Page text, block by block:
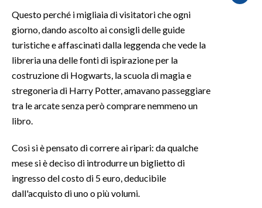
SALUTE
SARDEGNA TURISMO
SARDI NEL MONDO
NOTIZIE
EVENTI
3 MINUTI CON
INSULARITÀ
Questo perché i migliaia di visitatori che ogni
giorno, dando ascolto ai consigli delle guide
turistiche e affascinati dalla leggenda che vede la
libreria una delle fonti di ispirazione per la
costruzione di Hogwarts, la scuola di magia e
stregoneria di Harry Potter, amavano passeggiare
tra le arcate senza però comprare nemmeno un
libro.
Così si è pensato di correre ai ripari: da qualche
mese si è deciso di introdurre un biglietto di
ingresso del costo di 5 euro, deducibile
dall'acquisto di uno o più volumi.